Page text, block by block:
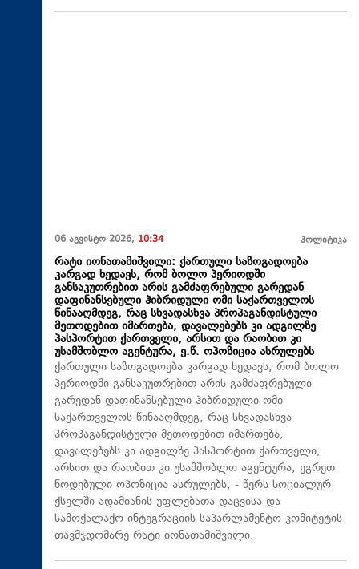
06 აგვისტო 2026, 10:34 პოლიტიკა
რატი იონათამიშვილი: ქართული საზოგადოება
კარგად ხედავს, რომ ბოლო პერიოდში
განსაკუთრებით არის გამძაფრებული გარედან
დაფინანსებული ჰიბრიდული ომი საქართველოს
წინააღმდეგ, რაც სხვადასხვა პროპაგანდისტული
მეთოდებით იმართება, დავალებებს კი ადგილზე
პასპორტით ქართველი, არსით და რაობით კი
უსამშობლო აგენტურა, ე.წ. ოპოზიცია ასრულებს
ქართული საზოგადოება კარგად ხედავს, რომ ბოლო
პერიოდში განსაკუთრებით არის გამძაფრებული
გარედან დაფინანსებული ჰიბრიდული ომი
საქართველოს წინააღმდეგ, რაც სხვადასხვა
პროპაგანდისტული მეთოდებით იმართება,
დავალებებს კი ადგილზე პასპორტით ქართველი,
არსით და რაობით კი უსამშობლო აგენტურა, ეგრეთ
წოდებული ოპოზიცია ასრულებს, - წერს სოციალურ
ქსელში ადამიანის უფლებათა დაცვისა და
სამოქალაქო ინტეგრაციის საპარლამენტო კომიტეტის
თავმჯდომარე რატი იონათამიშვილი.